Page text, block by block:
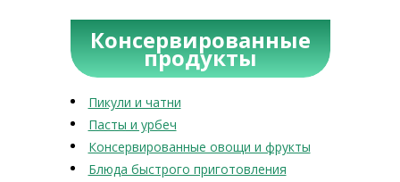
Консервированные
продукты
Пикули и чатни
Пасты и урбеч
Консервированные овощи и фрукты
Блюда быстрого приготовления